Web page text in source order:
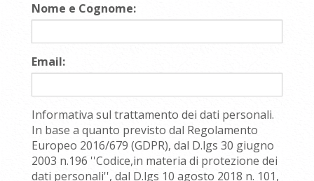
Nome e Cognome:
Email:
Informativa sul trattamento dei dati personali.
In base a quanto previsto dal Regolamento
Europeo 2016/679 (GDPR), dal D.lgs 30 giugno
2003 n.196 ''Codice,in materia di protezione dei
dati personali'', dal D.lgs 10 agosto 2018 n. 101,